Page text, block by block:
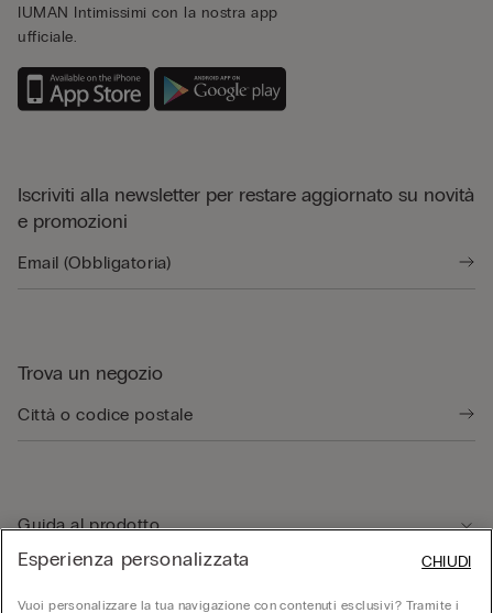
IUMAN Intimissimi con la nostra app
ufficiale.
Iscriviti alla newsletter per restare aggiornato su novità
e promozioni
Trova un negozio
Guida al prodotto
Esperienza personalizzata
Vuoi personalizzare la tua navigazione con contenuti esclusivi? Tramite i
CHIUDI